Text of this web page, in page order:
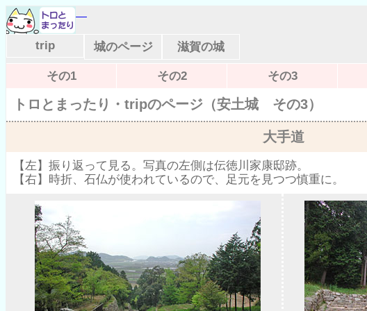
trip 城のページ 滋賀の城
その1 その2 その3
トロとまったり・tripのページ（安土城 その3）
大手道
【左】振り返って見る。写真の左側は伝徳川家康邸跡。
【右】時折、石仏が使われているので、足元を見つつ慎重に。